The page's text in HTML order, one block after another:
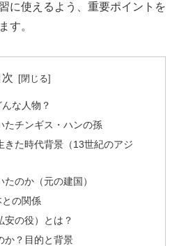
に使えるよう、重要ポイントを
す。
次
な人物？
たチンギス・ハンの孫
きた時代背景（13世紀のアジ
のか（元の建国）
の関係
安の役）とは？
か？目的と背景